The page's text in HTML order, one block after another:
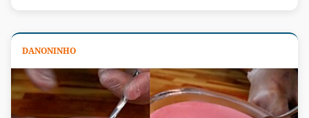
DANONINHO